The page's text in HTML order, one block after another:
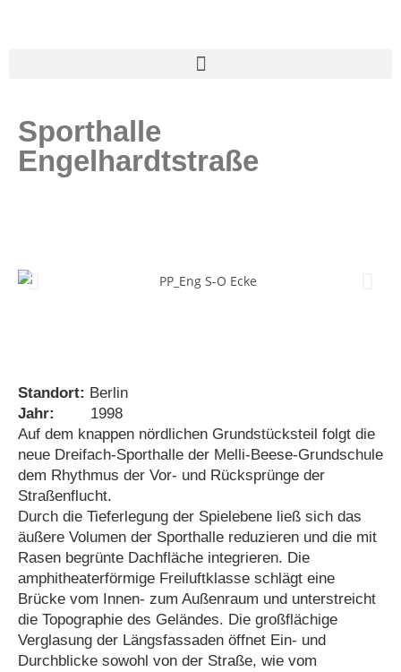
Sporthalle
Engelhardtstraße
Standort: Berlin
Jahr: 1998
Auf dem knappen nördlichen Grundstücksteil folgt die
neue Dreifach-Sporthalle der Melli-Beese-Grundschule
dem Rhythmus der Vor- und Rücksprünge der
Straßenflucht.
Durch die Tieferlegung der Spielebene ließ sich das
äußere Volumen der Sporthalle reduzieren und die mit
Rasen begrünte Dachfläche integrieren. Die
amphitheaterförmige Freiluftklasse schlägt eine
Brücke vom Innen- zum Außenraum und unterstreicht
die Topographie des Geländes. Die großflächige
Verglasung der Längsfassaden öffnet Ein- und
Durchblicke sowohl von der Straße, wie vom